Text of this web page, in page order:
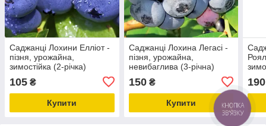
Саджанці Лохини Елліот -
пізня, урожайна,
зимостійка (2-річка)
105 ₴
Купити
Саджанці Лохина Легасі -
пізня, урожайна,
невибаглива (3-річна)
150₴
Купити
190